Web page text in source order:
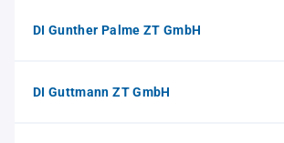
DI Gunther Palme ZT GmbH
DI Guttmann ZT GmbH